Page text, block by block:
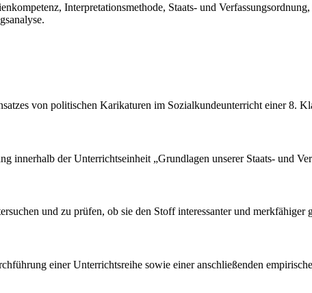
Interpretationsmethode, Staats- und
von politischen Karikaturen im Sozialkundeunterricht einer 8.
der Unterrichtseinheit „Grundlagen unserer Staats- und
und zu prüfen, ob sie den Stoff interessanter und merkfähiger
einer Unterrichtsreihe sowie einer anschließenden